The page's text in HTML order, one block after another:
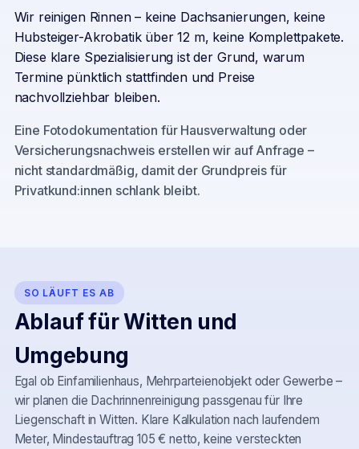
Wir reinigen Rinnen – keine Dachsanierungen, keine
Hubsteiger-Akrobatik über 12 m, keine Komplettpakete.
Diese klare Spezialisierung ist der Grund, warum
Termine pünktlich stattfinden und Preise
nachvollziehbar bleiben.
Eine Fotodokumentation für Hausverwaltung oder
Versicherungsnachweis erstellen wir auf Anfrage –
nicht standardmäßig, damit der Grundpreis für
Privatkund:innen schlank bleibt.
SO LÄUFT ES AB
Ablauf fürWitten und
Umgebung
Egal ob Einfamilienhaus, Mehrparteienobjekt oder Gewerbe –
wir planen die Dachrinnenreinigung passgenau für Ihre
Liegenschaft inWitten. Klare Kalkulation nach laufendem
Meter, Mindestauftrag 105 € netto, keine versteckten